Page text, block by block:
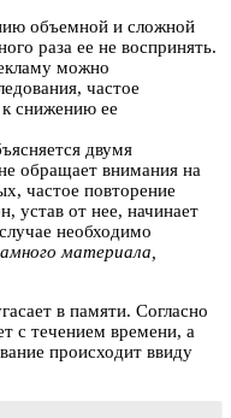
объемной и сложной
раза ее не воспринять.
можно
частое
снижению ее
двумя
обращает внимания на
частое повторение
устав от нее, начинает
необходимо
материала,
в памяти. Согласно
с течением времени, а
происходит ввиду